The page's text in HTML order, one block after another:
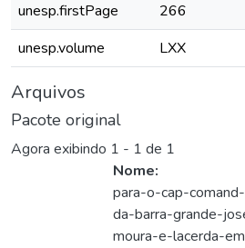
unesp.firstPage
266
unesp.volume
LXX
Arquivos
Pacote original
Agora exibindo 1 - 1 de 1
Nome:
para-o-cap-
da-barra-grande-
moura-e-lacerda-